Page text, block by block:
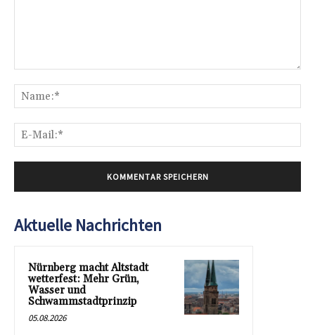
Aktuelle Nachrichten
Nürnberg macht Altstadt
wetterfest: Mehr Grün,
Wasser und
Schwammstadtprinzip
05.08.2026